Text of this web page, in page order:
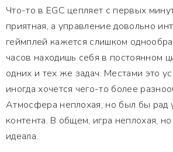
Что-то в EGC цепляет с первых
приятная, а управление довольно
геймплей кажется слишком
часов находишь себя в постоянном
одних и тех же задач. Местами это
иногда хочется чего-то более
Атмосфера неплохая, но был бы рад
контента. В общем, игра неплохая,
идеала.